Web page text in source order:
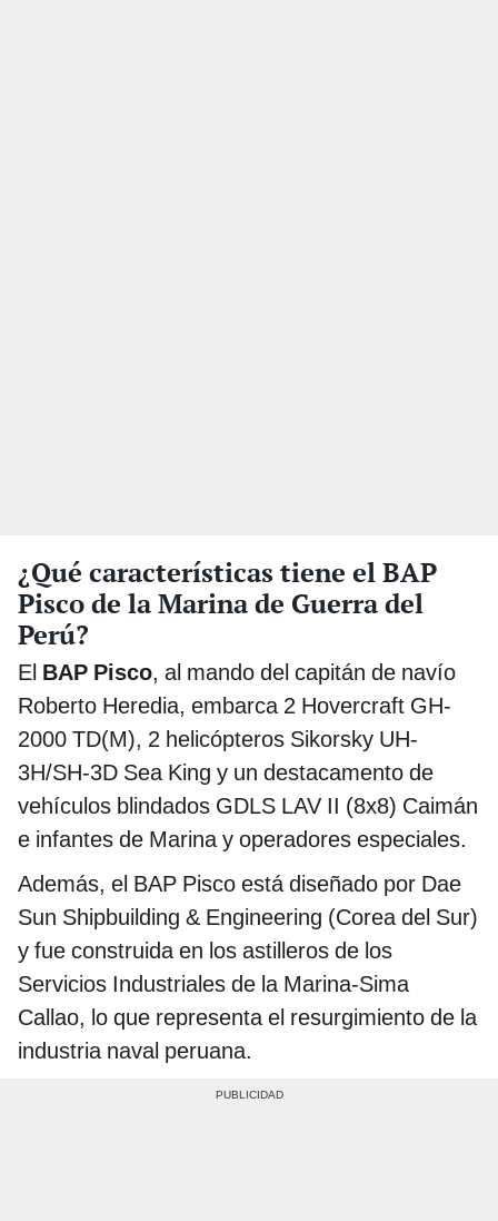
¿Qué características tiene el BAP
Pisco de la Marina de Guerra del
Perú?
El BAP Pisco, al mando del capitán de navío
Roberto Heredia, embarca 2 Hovercraft GH-
2000 TD(M), 2 helicópteros Sikorsky UH-
3H/SH-3D Sea King y un destacamento de
vehículos blindados GDLS LAV II (8x8) Caimán
e infantes de Marina y operadores especiales.
Además, el BAP Pisco está diseñado por Dae
Sun Shipbuilding & Engineering (Corea del Sur)
y fue construida en los astilleros de los
Servicios Industriales de la Marina-Sima
Callao, lo que representa el resurgimiento de la
industria naval peruana.